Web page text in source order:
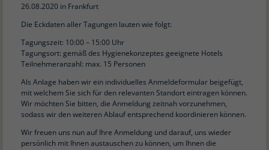
26.08.2020 in Frankfurt
Die Eckdaten aller Tagungen lauten wie folgt:
Tagungszeit: 10:00 – 15:00 Uhr
Tagungsort: gemäß des Hygienekonzeptes geeignete Hotels
Teilnehmeranzahl: max. 15 Personen
Als Anlage haben wir ein individuelles Anmeldeformular beigefügt,
mit welchem Sie sich für den relevanten Standort eintragen können.
Wir möchten Sie bitten, die Anmeldung zeitnah vorzunehmen,
sodass wir den weiteren Ablauf entsprechend koordinieren können.
Wir freuen uns nun auf Ihre Anmeldung und darauf, uns wieder
persönlich mit Ihnen austauschen zu können, um Ihnen die